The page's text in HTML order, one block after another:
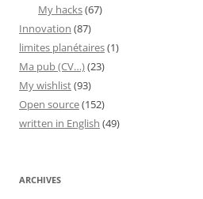
My hacks(67)
Innovation (87)
limites planétaires(1)
Ma pub (CV…)(23)
My wishlist(93)
Open source(152)
written in English (49)
ARCHIVES